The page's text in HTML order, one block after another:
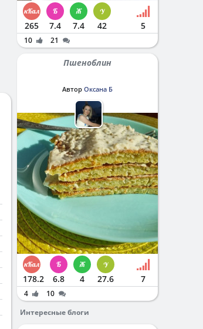
265 7.4 7.4 42 5
10 21
Пшеноблин
Автор Оксана Б
178.2 6.8 4 27.6 7
4
10
Интересные блоги